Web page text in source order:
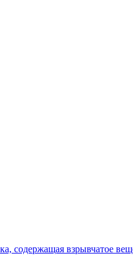
содержащая взрывчатое